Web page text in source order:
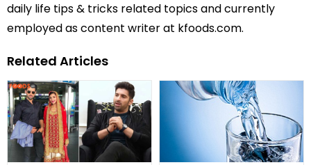
daily life tips & tricks related topics and currently
employed as content writer at kfoods.com.
Related Articles